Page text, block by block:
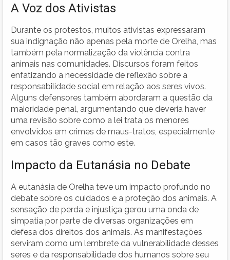
A Voz dos Ativistas
Durante os protestos, muitos ativistas expressaram
sua indignação não apenas pela morte de Orelha, mas
também pela normalização da violência contra
animais nas comunidades. Discursos foram feitos
enfatizando a necessidade de reflexão sobre a
responsabilidade social em relação aos seres vivos.
Alguns defensores também abordaram a questão da
maioridade penal, argumentando que deveria haver
uma revisão sobre como a lei trata os menores
envolvidos em crimes de maus-tratos, especialmente
em casos tão graves como este.
Impacto da Eutanásia no Debate
A eutanásia de Orelha teve um impacto profundo no
debate sobre os cuidados e a proteção dos animais. A
sensação de perda e injustiça gerou uma onda de
simpatia por parte de diversas organizações em
defesa dos direitos dos animais. As manifestações
serviram como um lembrete da vulnerabilidade desses
seres e da responsabilidade dos humanos sobre seu